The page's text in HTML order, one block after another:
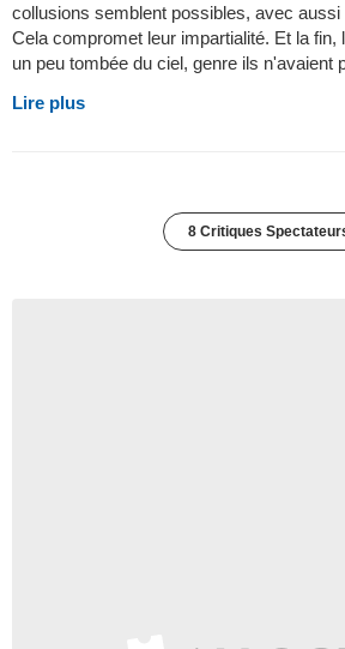
collusions semblent possibles, avec aussi
Cela compromet leur impartialité. Et la fin,
un peu tombée du ciel, genre ils n'avaient
Lire plus
8 Critiques